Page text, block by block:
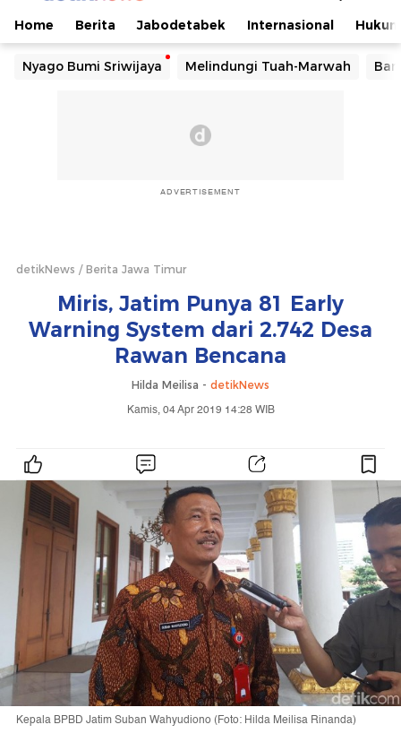
Home Berita Jabodetabek Internasional Hukum
Nyago Bumi Sriwijaya Melindungi Tuah-Marwah
ADVERTISEMENT
detikNews Berita Jawa Timur
Miris, Jatim Punya 81 Early
Warning System dari 2.742 Desa
Rawan Bencana
Hilda Meilisa - detikNews
Kamis, 04 Apr 2019 14:28 WIB
Kepala BPBD Jatim Suban Wahyudiono (Foto: Hilda Meilisa Rinanda)